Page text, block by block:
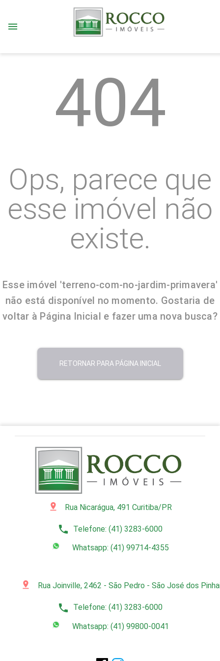
menu
pin_drop Rua Nicarágua, 491 Curitiba/PR
phone Telefone: (41) 3283-6000
Whatsapp: (41) 99714-4355
pin_drop Rua Joinville, 2462 - São Pedro - São José dos
phone Telefone: (41) 3283-6000
Whatsapp: (41) 99800-0041
404
Ops, parece que
esse imóvel não
existe.
Esse imóvel 'terreno-com-no-jardim-primavera'
não está disponível no momento. Gostaria de
voltar à Página Inicial e fazer uma nova busca?
RETORNAR PARA PÁGINA INICIAL